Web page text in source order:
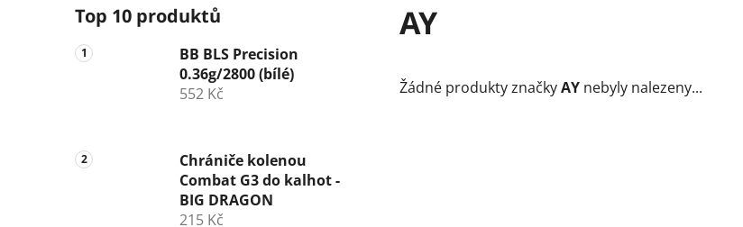
o
s
t
n
Top 10 produktů
BB BLS Precision
0.36g/2800 (bílé)
552 Kč
Chrániče kolenou
Combat G3 do kalhot -
BIG DRAGON
215 Kč
AY
Žádné produkty značkyAY nebyly nalezeny...